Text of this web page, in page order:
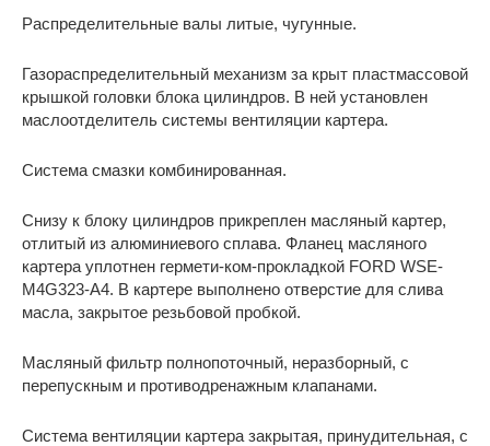
Распределительные валы литые, чугунные.
Газораспределительный механизм за крыт пластмассовой
крышкой головки блока цилиндров. В ней установлен
маслоотделитель системы вентиляции картера.
Система смазки комбинированная.
Снизу к блоку цилиндров прикреплен масляный картер,
отлитый из алюминиевого сплава. Фланец масляного
картера уплотнен гермети-ком-прокладкой FORD WSE-
M4G323-A4. В картере выполнено отверстие для слива
масла, закрытое резьбовой пробкой.
Масляный фильтр полнопоточный, неразборный, с
перепускным и противодренажным клапанами.
Система вентиляции картера закрытая, принудительная, с